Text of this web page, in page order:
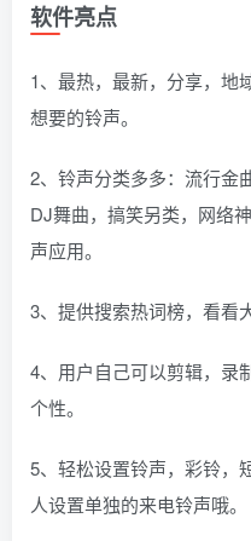
软件亮点
1、最热，最新，分享，地
想要的铃声。
2、铃声分类多多：流行金
DJ舞曲，搞笑另类，网络
声应用。
3、提供搜索热词榜，看看
4、用户自己可以剪辑，录
个性。
5、轻松设置铃声，彩铃，
人设置单独的来电铃声哦。